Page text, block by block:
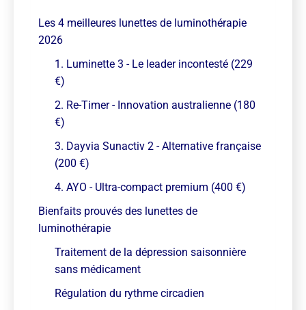
Les 4 meilleures lunettes de luminothérapie
2026
1. Luminette 3 - Le leader incontesté (229
€)
2. Re-Timer - Innovation australienne (180
€)
3. Dayvia Sunactiv 2 - Alternative française
(200 €)
4. AYO - Ultra-compact premium (400 €)
Bienfaits prouvés des lunettes de
luminothérapie
Traitement de la dépression saisonnière
sans médicament
Régulation du rythme circadien